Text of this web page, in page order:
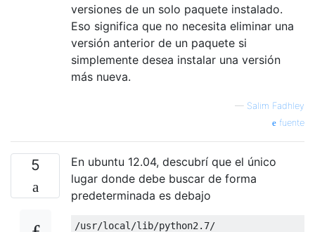
versiones de un solo paquete instalado.
Eso significa que no necesita eliminar una
versión anterior de un paquete si
simplemente desea instalar una versión
más nueva.
— Salim Fadhley
fuente
5
En ubuntu 12.04, descubrí que el único
lugar donde debe buscar de forma
predeterminada es debajo
/usr/local /lib/python2 . 7/